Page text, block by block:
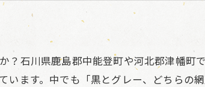
？石川県鹿島郡中能登町や河北郡津幡町
ます。中でも「黒とグレー、どちらの